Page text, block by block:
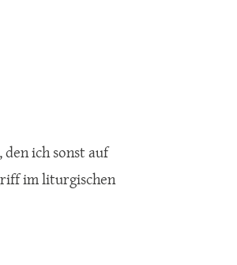
ich sonst auf
im liturgischen